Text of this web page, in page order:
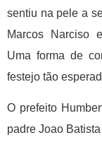
sentiu na pele a
Marcos Narciso
Uma forma de
festejo tão
O prefeito
padre Joao